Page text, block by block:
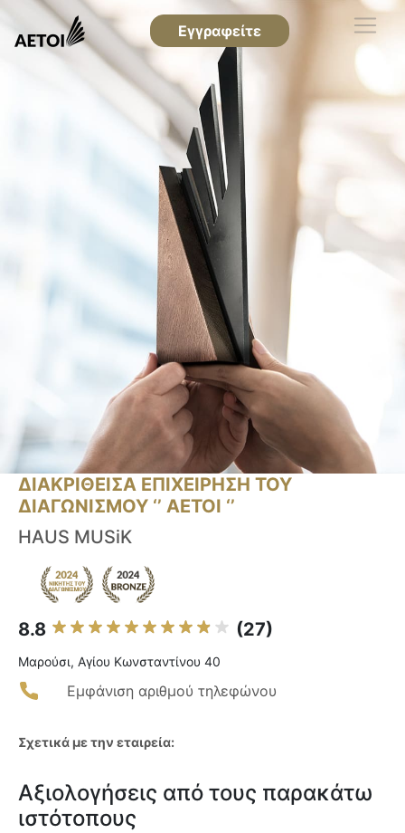
Εγγραφείτε
ΔΙΑΚΡΙΘΕΙΣΑ ΕΠΙΧΕΙΡΗΣΗ ΤΟΥ
ΔΙΑΓΩΝΙΣΜΟΥ ‘’ ΑΕΤΟΙ ‘’
HAUS MUSiK
8.8 (27)
Μαρούσι, Αγίου Κωνσταντίνου 40
Εμφάνιση αριθμού τηλεφώνου
Σχετικά με την εταιρεία:
Αξιολογήσεις από τους παρακάτω
ιστότοπους